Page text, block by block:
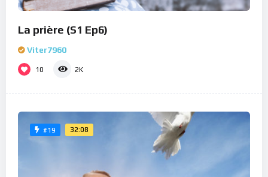
La prière (S1 Ep6)
Viter7960
10 2K
#19 32:08